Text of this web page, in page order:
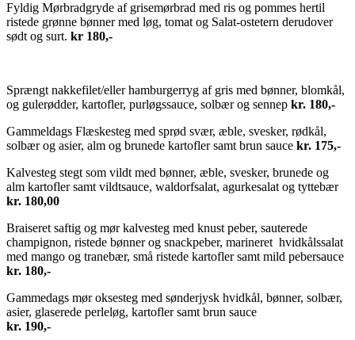
Fyldig Mørbradgryde af grisemørbrad med ris og pommes hertil
ristede grønne bønner med løg, tomat og Salat-ostetern derudover
sødt og surt. kr 180,-
Sprængt nakkefilet/eller hamburgerryg af gris med bønner, blomkål,
og gulerødder, kartofler, purløgssauce, solbær og sennep kr. 180,-
Gammeldags Flæskesteg med sprød svær, æble, svesker, rødkål,
solbær og asier, alm og brunede kartofler samt brun sauce kr. 175,-
Kalvesteg stegt som vildt med bønner, æble, svesker, brunede og
alm kartofler samt vildtsauce, waldorfsalat, agurkesalat og tyttebær
kr. 180,00
Braiseret saftig og mør kalvesteg med knust peber, sauterede
champignon, ristede bønner og snackpeber, marineret hvidkålssalat
med mango og tranebær, små ristede kartofler samt mild pebersauce
kr. 180,-
Gammedags mør oksesteg med sønderjysk hvidkål, bønner, solbær,
asier, glaserede perleløg, kartofler samt brun sauce
kr. 190,-